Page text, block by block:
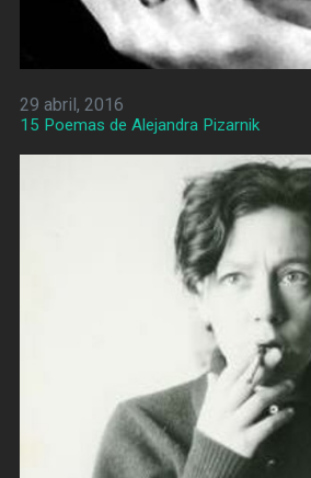
29 abril, 2016
15 Poemas de Alejandra Pizarnik